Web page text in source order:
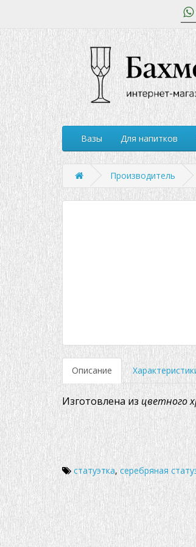
Вазы Для напитков
Производитель
Описание
Изготовлена изцветного
статуэтка,серебряная